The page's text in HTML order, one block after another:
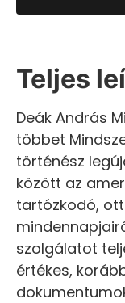
Teljes
Deák András
többet
történész
között az
tartózkodó,
szolgálatot
értékes,